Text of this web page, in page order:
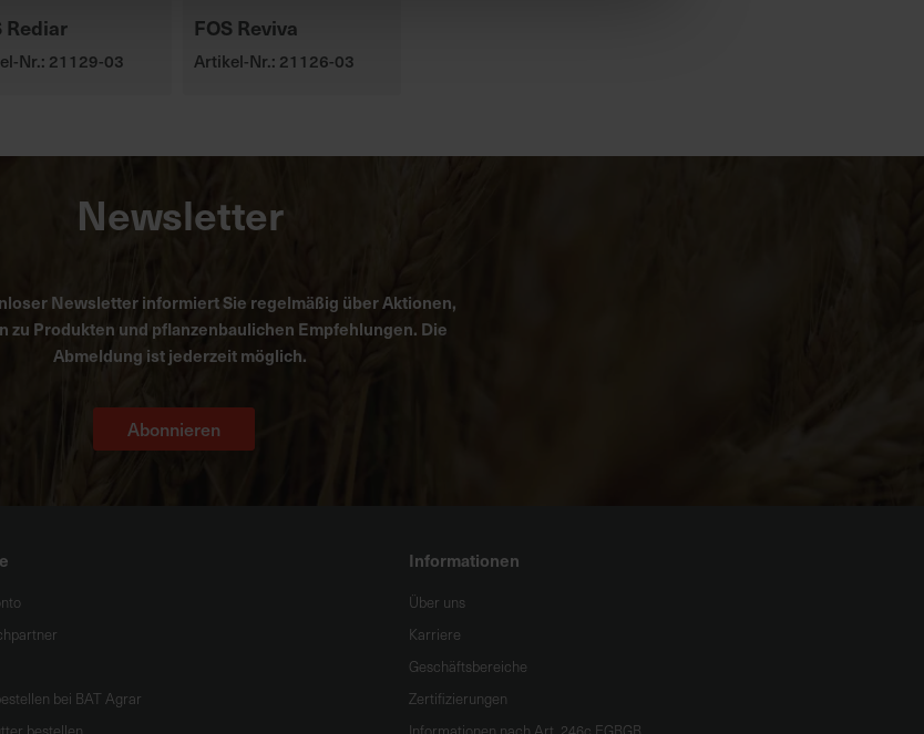
Rediar
Nr.: 21129-03
FOS Reviva
Artikel-Nr.: 21126-03
Newsletter
Newsletter informiert Sie regelmäßig über Aktionen,
zu Produkten und pflanzenbaulichen Empfehlungen. Die
Abmeldung ist jederzeit möglich.
Abonnieren
bei BAT Agrar
Informationen
Über uns
Karriere
Geschäftsbereiche
Zertifizierungen